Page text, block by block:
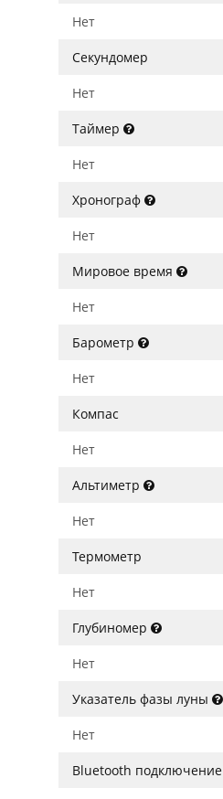
Нет
Секундомер
Нет
Таймер
Нет
Хронограф
Нет
Мировое время
Нет
Барометр
Нет
Компас
Нет
Альтиметр
Нет
Термометр
Нет
Глубиномер
Нет
Указатель фазы луны
Нет
Bluetooth подключение